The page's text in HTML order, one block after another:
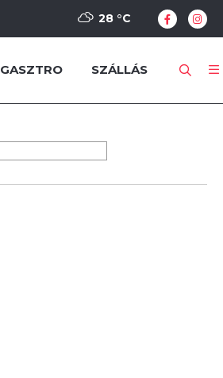
28 °C
GASZTRO SZÁLLÁS